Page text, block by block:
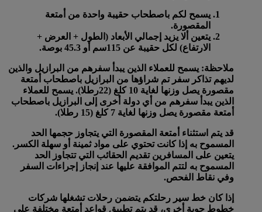
يسمح لكم باصطحاب حقيبة واحدة من أمتعة
المقصورة.
يتعين ألا يزيد إجمالي الأبعاد (الطول + العرض +
الارتفاع) لكل حقيبة عن 115سم أو 45.3 بوصة.
ملاحظة: يسمح للعملاء الذين يبدأ سفرهم من البرازيل والذين
لديهم تذاكر سفر تم شراؤها من البرازيل باصطحاب أمتعة
مقصورة يصل وزنها لغاية 10 كلغ (22رطلا). يسمح للعملاء
الذين يبدأ سفرهم من أي دولة أخرى إلى البرازيل باصطحاب
أمتعة مقصورة يصل وزنها لغاية 7 كلغ (15 رطلا).
قد يتم استثناء أمتعة المقصورة التي يتجاوز حجمها الحد
المسموح به إذا كانت تحتوي على مواد ثمينة أو سهلة الكسر.
يتعين على المسافرين تقديم الحقائب التي تتجاوز الحد
المسموح به لتتم الموافقة عليها عند إنجاز إجراءات السفر
وفي نقاط الفحص.
إذا كان خط سير رحلتكم يتضمن رحلات تشغلها شركات
خطوط جوية أخرى، قد يتم تطبيق قواعد أمتعة مختلفة على